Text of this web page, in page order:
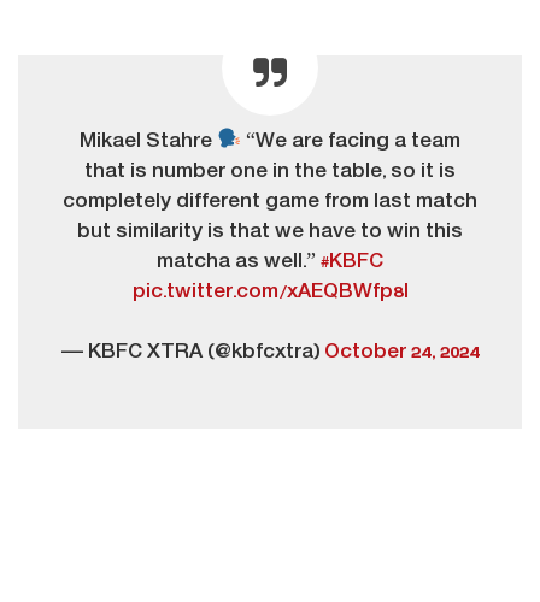
Mikael Stahre
“We are facing a team
that is number one in the table, so it is
completely different game from last match
but similarity is that we have to win this
matcha as well.” #KBFC
pic.twitter.com/xAEQBWfp8I
— KBFC XTRA (@kbfcxtra) October 24, 2024